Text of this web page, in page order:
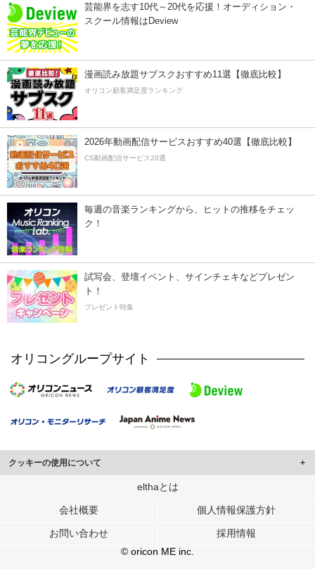
芸能界を志す10代～20代を応援！オーディション・
スクール情報はDeview
漫画読み放題サブスクおすすめ11選【徹底比較】
オリコン顧客満足度ランキング
2026年動画配信サービスおすすめ40選【徹底比較】
CS動画配信サービス20選
毎週の音楽ランキングから、ヒットの推移をチェッ
ク！
試写会、登壇イベント、サインチェキなどプレゼン
ト！
プレゼント特集
オリコングループサイト
クッキーの使用について
このサイトでは Cookie を使用して、ユーザーに合わせたコンテンツや広告の
行っています。
メディアや広告配信、データ解析の各パートナーに提供しています。
ユーザーが各パートナーのサービスを使用したときに収集した他の情報を組み
elthaとは
会社概要 個人情報保護方針
お問い合わせ
採用情報
© oricon ME inc.